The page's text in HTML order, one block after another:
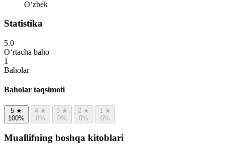
Oʻzbek
Statistika
5.0
O‘rtacha baho
1
Baholar
Baholar taqsimoti
5 ★
100%
4 ★
0%
3 ★
0%
2 ★
0%
1 ★
0%
Muallifning boshqa kitoblari